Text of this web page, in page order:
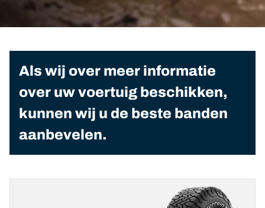
Als wij over meer informatie
over uw voertuig beschikken,
kunnen wij u de beste banden
aanbevelen.